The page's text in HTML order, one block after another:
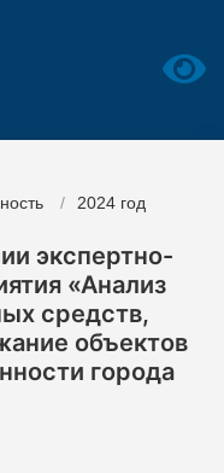
2024 год
экспертно-
«Анализ
средств,
объектов
города